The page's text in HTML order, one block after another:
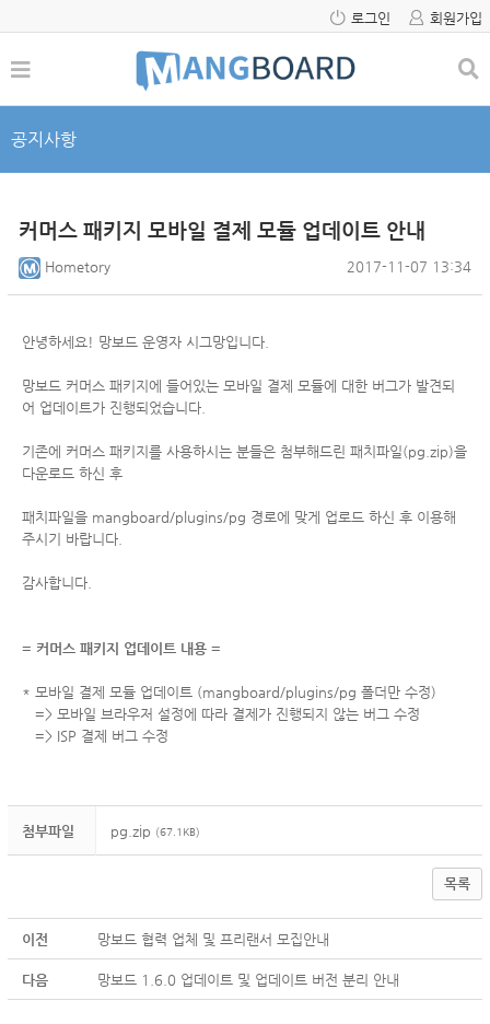
로그인 회원가입
공지사항
커머스 패키지 모바일 결제 모듈 업데이트 안내
Hometory 2017-11-07 13:34
안녕하세요! 망보드 운영자 시그망입니다.
망보드 커머스 패키지에 들어있는 모바일 결제 모듈에 대한 버그가 발견되
어 업데이트가 진행되었습니다.
기존에 커머스 패키지를 사용하시는 분들은 첨부해드린 패치파일(pg.zip)을
다운로드 하신 후
패치파일을 mangboard/plugins/pg 경로에 맞게 업로드 하신 후 이용해
주시기 바랍니다.
감사합니다.
= 커머스 패키지 업데이트 내용 =
* 모바일 결제 모듈 업데이트 (mangboard/plugins/pg 폴더만 수정)
=> 모바일 브라우저 설정에 따라 결제가 진행되지 않는 버그 수정
=> ISP 결제 버그 수정
첨부파일 pg.zip (67.1KB)
목록
이전 망보드 협력 업체 및 프리랜서 모집안내
다음 망보드 1.6.0 업데이트 및 업데이트 버전 분리 안내